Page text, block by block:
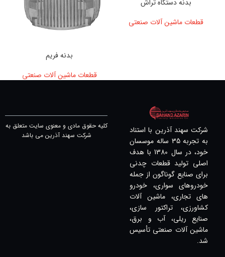
بدنه دستگاه تراش
قطعات ماشین آلات صنعتی
بدنه فریم
قطعات ماشین آلات صنعتی
شرکت سهند آذرین با استناد
به تجربه 35 ساله موسسان
خود، در سال 1380 با هدف
اصلی تولید قطعات چدنی
برای صنایع گوناگون از جمله
خودروهای سواری، خودرو
های تجاری، ماشین آلات
کشاورزی، تراکتور سازی،
صنایع ریلی، آب و برق،
ماشین آلات صنعتی تأسیس
شد.
کلیه حقوق مادی و معنوی سایت متعلق به
شرکت سهند آذرین می باشد